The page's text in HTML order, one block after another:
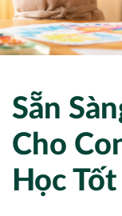
NHA KHOA
DA LIỄU​
NỘI TỔNG QUÁT
GÓI KHÁM
KHÁM VÀ ĐÁNH
GÓI KHÁM
KHÁM SỨC
PHÒNG
HOÀN VÀ SƠ
PHÒNG Y TẾ
THANH TOÁN
Sẵn
Cho
Học